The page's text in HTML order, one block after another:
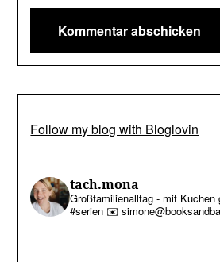
Follow my blog with Bloglovin
tach.mona
Großfamilienalltag - mit Kuchen
#serien ✉️